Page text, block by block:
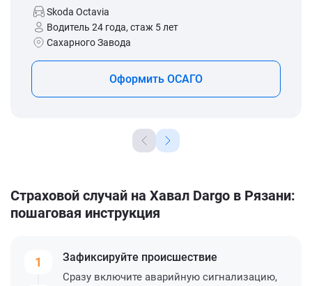
Skoda Octavia
Водитель 24 года, стаж 5 лет
Сахарного Завода
Оформить ОСАГО
Страховой случай на Хавал Dargo в Рязани:
пошаговая инструкция
1 Зафиксируйте происшествие
Сразу включите аварийную сигнализацию,